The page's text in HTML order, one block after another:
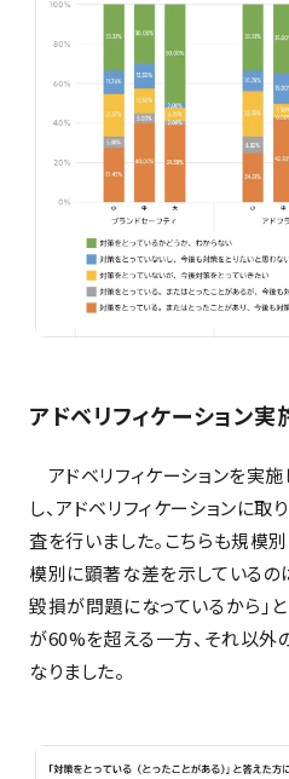
アドベリフィケーション実
アドベリフィケーションを実
し、アドベリフィケーションに
査を行いました。こちらも規模
模別に顕著な差を示しているの
毀損が問題になっているから」
が60%を超える一方、それ以
なりました。